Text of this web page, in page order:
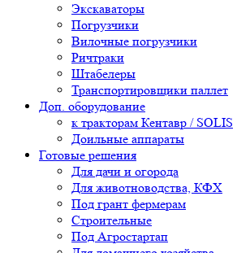
Экскаваторы
Погрузчики
Вилочные погрузчики
Ричтраки
Штабелеры
Транспортировщики паллет
Доп. оборудование
к тракторам Кентавр / SOLIS
Доильные аппараты
Готовые решения
Для дачи и огорода
Для животноводства, КФХ
Под грант фермерам
Строительные
Под Агростартап